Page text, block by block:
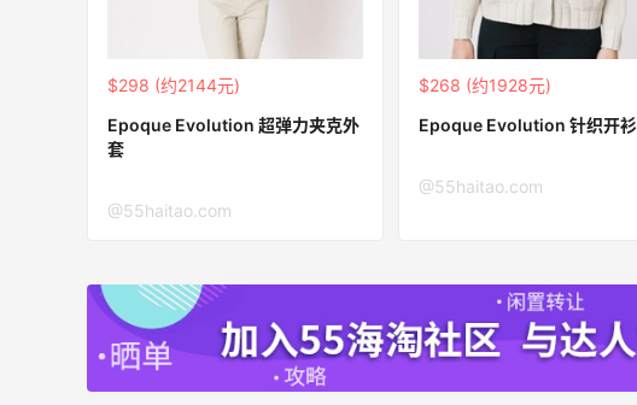
$298 (约2144元)
Epoque Evolution 超弹力夹克外
套
@55haitao.com
$268 (约1928元)
Epoque Evolution 针织开衫
@55haitao.com